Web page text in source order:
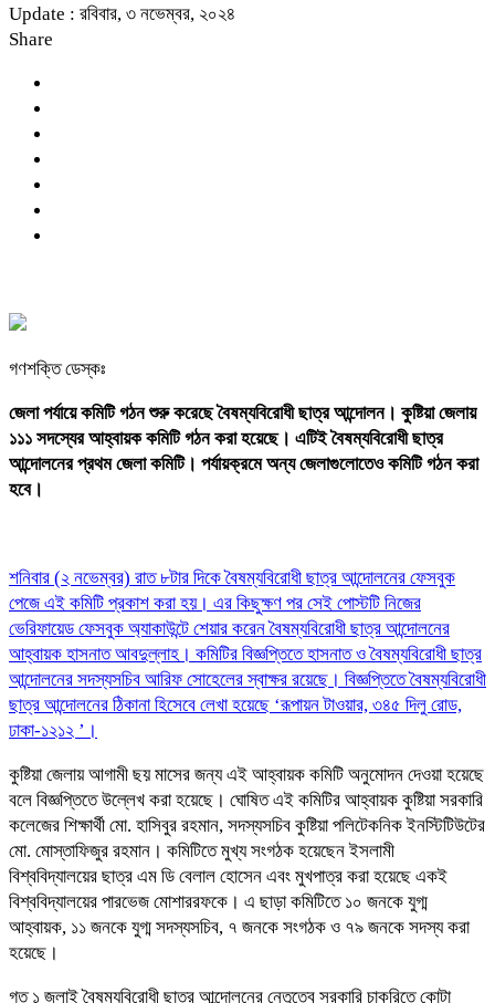
Update : রবিবার, ৩ নভেম্বর, ২০২৪
Share
গণশক্তি ডেস্কঃ
জেলা পর্যায়ে কমিটি গঠন শুরু করেছে বৈষম্যবিরোধী ছাত্র আন্দোলন। কুষ্টিয়া জেলায়
১১১ সদস্যের আহ্বায়ক কমিটি গঠন করা হয়েছে। এটিই বৈষম্যবিরোধী ছাত্র
আন্দোলনের প্রথম জেলা কমিটি। পর্যায়ক্রমে অন্য জেলাগুলোতেও কমিটি গঠন করা
হবে।
শনিবার (২ নভেম্বর) রাত ৮টার দিকে বৈষম্যবিরোধী ছাত্র আন্দোলনের ফেসবুক
পেজে এই কমিটি প্রকাশ করা হয়। এর কিছুক্ষণ পর সেই পোস্টটি নিজের
ভেরিফায়েড ফেসবুক অ্যাকাউন্টে শেয়ার করেন বৈষম্যবিরোধী ছাত্র আন্দোলনের
আহ্বায়ক হাসনাত আবদুল্লাহ। কমিটির বিজ্ঞপ্তিতে হাসনাত ও বৈষম্যবিরোধী ছাত্র
আন্দোলনের সদস্যসচিব আরিফ সোহেলের স্বাক্ষর রয়েছে। বিজ্ঞপ্তিতে বৈষম্যবিরোধী
ছাত্র আন্দোলনের ঠিকানা হিসেবে লেখা হয়েছে ‘রূপায়ন টাওয়ার, ৩৪৫ দিলু রোড,
ঢাকা-১২১২ ’।
কুষ্টিয়া জেলায় আগামী ছয় মাসের জন্য এই আহ্বায়ক কমিটি অনুমোদন দেওয়া হয়েছে
বলে বিজ্ঞপ্তিতে উল্লেখ করা হয়েছে। ঘোষিত এই কমিটির আহ্বায়ক কুষ্টিয়া সরকারি
কলেজের শিক্ষার্থী মো. হাসিবুর রহমান, সদস্যসচিব কুষ্টিয়া পলিটেকনিক ইনস্টিটিউটের
মো. মোস্তাফিজুর রহমান। কমিটিতে মুখ্য সংগঠক হয়েছেন ইসলামী
বিশ্ববিদ্যালয়ের ছাত্র এম ডি বেলাল হোসেন এবং মুখপাত্র করা হয়েছে একই
বিশ্ববিদ্যালয়ের পারভেজ মোশাররফকে। এ ছাড়া কমিটিতে ১০ জনকে যুগ্ম
আহ্বায়ক, ১১ জনকে যুগ্ম সদস্যসচিব, ৭ জনকে সংগঠক ও ৭৯ জনকে সদস্য করা
হয়েছে।
গত ১ জুলাই বৈষম্যবিরোধী ছাত্র আন্দোলনের নেতৃত্বে সরকারি চাকরিতে কোটা